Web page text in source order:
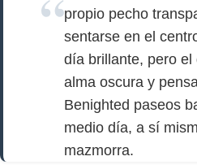
propio pecho
sentarse en el
día brillante, pero el
alma oscura y
Benighted paseos
medio día, a sí
mazmorra.